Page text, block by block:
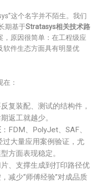
这个名字并不陌生。我们
期基于Stratasys相关技术路
，原因很简单：在工程级应
软件生态方面具有明显优
：
反复装配、测试的结构件，
返工就越少。
：FDM、PolyJet、SAF、
大量应用案例验证，尤
方面表现稳定。
、支撑生成到打印路径优
减少“师傅经验”对成品质